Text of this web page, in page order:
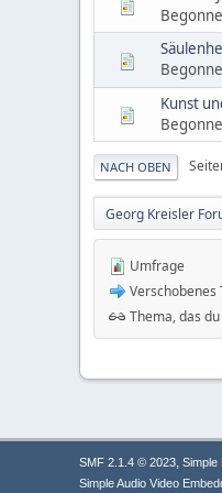
Kunst
NACH OBEN
Georg Kreisler
Umfrage
Verschobenes
Thema, das
SMF 2.1.4 © 2023, Simple
Simple Audio Video